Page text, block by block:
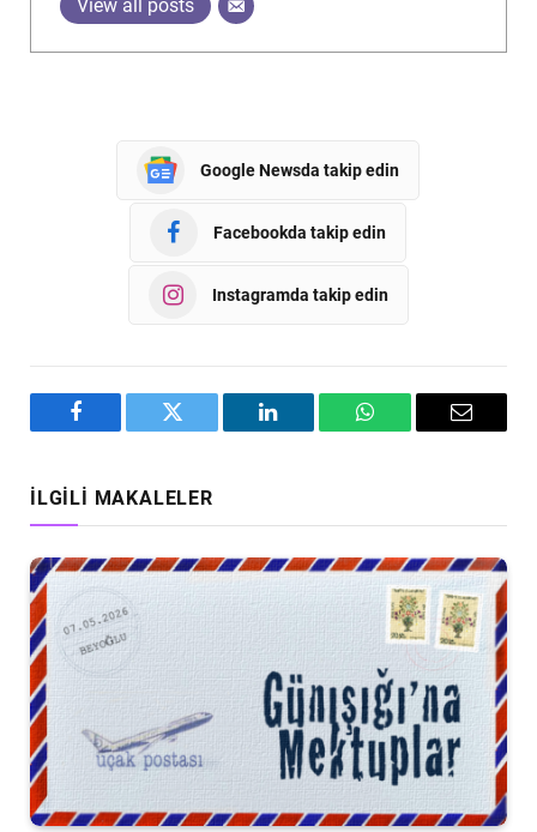
View all posts
Google Newsda takip edin
Facebookda takip edin
Instagramda takip edin
Facebook Twitter LinkedIn WhatsAppEmail
İLGILI MAKALELER